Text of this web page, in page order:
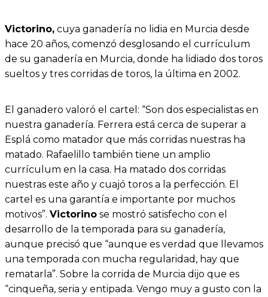
Victorino, cuya ganadería no lidia en Murcia desde
hace 20 años, comenzó desglosando el currículum
de su ganadería en Murcia, donde ha lidiado dos toros
sueltos y tres corridas de toros, la última en 2002.
El ganadero valoró el cartel: “Son dos especialistas en
nuestra ganadería. Ferrera está cerca de superar a
Esplá como matador que más corridas nuestras ha
matado. Rafaelillo también tiene un amplio
currículum en la casa. Ha matado dos corridas
nuestras este año y cuajó toros a la perfección. El
cartel es una garantía e importante por muchos
motivos”. Victorino se mostró satisfecho con el
desarrollo de la temporada para su ganadería,
aunque precisó que “aunque es verdad que llevamos
una temporada con mucha regularidad, hay que
rematarla”. Sobre la corrida de Murcia dijo que es
“cinqueña, seria y entipada. Vengo muy a gusto con la